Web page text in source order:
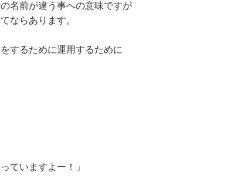
名前が違う事への意味ですが
ならあります。
するために運用するために
ていますよー！」